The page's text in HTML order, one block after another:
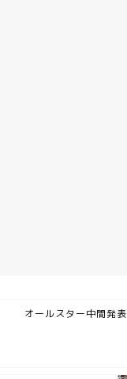
オールスター中間発表